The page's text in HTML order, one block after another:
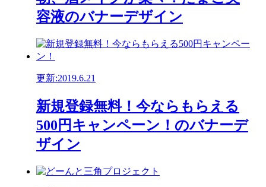
容液のバナーデザイン
更新:2019.6.21
新規登録無料！今ならもらえる
500円キャンペーン！のバナーデ
ザイン